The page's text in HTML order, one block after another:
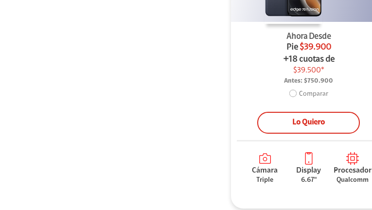
Ahora Desde
Pie $39.900
+18 cuotas de
$39.500*
Antes: $750.900
Comparar
Lo Quiero
Cámara
Triple
Display
6.67"
Procesador
Qualcomm